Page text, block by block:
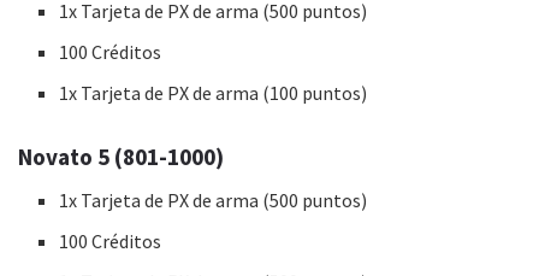
1x Tarjeta de PX de arma (500 puntos)
100 Créditos
1x Tarjeta de PX de arma (100 puntos)
Novato 5 (801-1000)
1x Tarjeta de PX de arma (500 puntos)
100 Créditos